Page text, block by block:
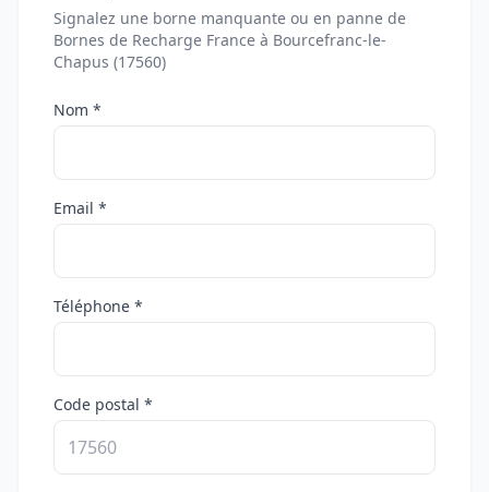
Signalez une borne manquante ou en panne de
Bornes de Recharge France à Bourcefranc-le-
Chapus (17560)
Nom *
Email *
Téléphone *
Code postal *